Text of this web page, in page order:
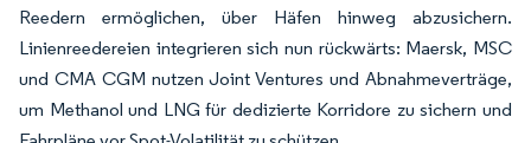
Reedern ermöglichen, über Häfen hinweg abzusichern.
Linienreedereien integrieren sich nun rückwärts: Maersk, MSC
und CMA CGM nutzen Joint Ventures und Abnahmeverträge,
um Methanol und LNG für dedizierte Korridore zu sichern und